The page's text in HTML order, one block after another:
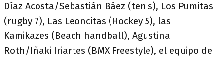
Díaz Acosta/Sebastián Báez (tenis), Los Pumitas
(rugby 7), Las Leoncitas (Hockey 5), las
Kamikazes (Beach handball), Agustina
Roth/Iñaki Iriartes (BMX Freestyle), el equipo de